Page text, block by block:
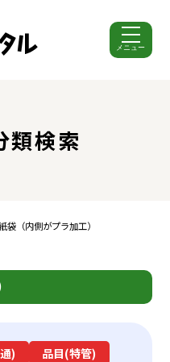
メニュー
類検索
袋（内側がプラ加工）
)
品目(特管)